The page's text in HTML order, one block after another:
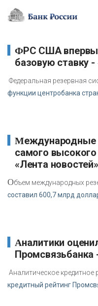
ФРС США впервые с 2020 года снизила
базовую ставку
Федеральная резервная
функции центробанка
Международные резервы РФ достигли
самого
«Лента новостей»
Объем международных
составил 600,7 млрд
Аналитики оценили состояние
Промсвязьбанка
Аналитическое кредитное
кредитный рейтинг